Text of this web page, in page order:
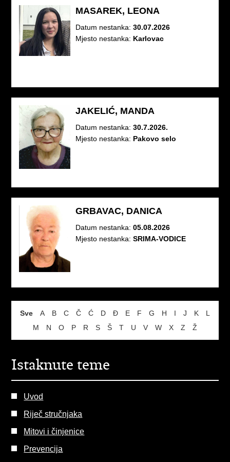
MASAREK, LEONA
Datum nestanka:30.07.2026
Mjesto nestanka: Karlovac
JAKELIĆ, MANDA
Datum nestanka:30.7.2026.
Mjesto nestanka: Pakovo selo
GRBAVAC, DANICA
Datum nestanka:05.08.2026
Mjesto nestanka:SRIMA-VODICE
Sve A B C Č Ć D Đ E F G H I J K
L
M
N O P R S Š T U V W X Z Ž
Istaknute teme
Uvod
Riječ stručnjaka
Mitovi i činjenice
Prevencija